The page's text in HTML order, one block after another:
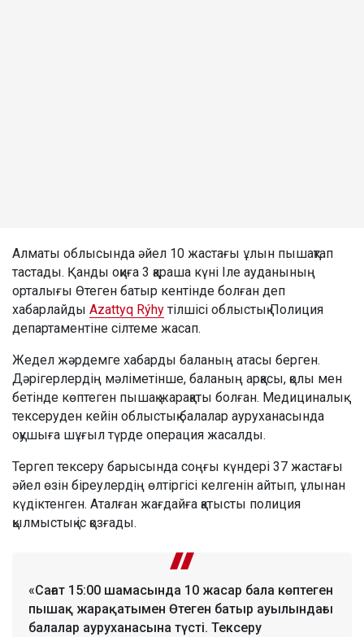
Алматы облысында әйел 10 жастағы ұлын пышақтап
тастады. Қанды оқиға 3 қараша күні Іле ауданының
орталығы Өтеген батыр кентінде болған деп
хабарлайды Azattyq Rýhy тілшісі облыстық Полиция
департаментіне сілтеме жасап.
Жедел жәрдемге хабарды баланың атасы берген.
Дәрігерлердің мәліметінше, баланың арқасы, қолы мен
бетінде көптеген пышақ жарақаты болған. Медициналық
тексеруден кейін облыстық балалар ауруханасында
оқушыға шұғыл түрде операция жасалды.
Тергеп тексеру барысында соңғы күндері 37 жастағы
әйел өзін біреулердің өлтіргісі келгенін айтып, ұлынан
күдіктенген. Аталған жағдайға қатысты полиция
қылмыстық іс қозғады.
«Сағат 15:00 шамасында 10 жасар бала көптеген
пышақ жарақатымен Өтеген батыр ауылындағы
балалар ауруханасына түсті. Тексеру